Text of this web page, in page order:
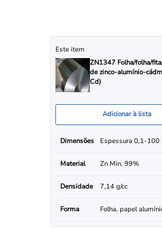
Este item
ZN1347 Folha/folha/
de zinco-alumínio-
Cd)
Adicionar à lista
Dimensões Espessura 0,1-100
Material Zn Min. 99%
Densidade 7,14 g/cc
Forma Folha, papel